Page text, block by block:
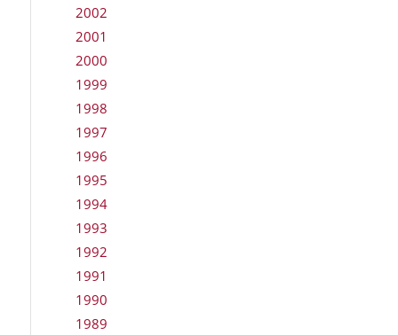
2002
2001
2000
1999
1998
1997
1996
1995
1994
1993
1992
1991
1990
1989